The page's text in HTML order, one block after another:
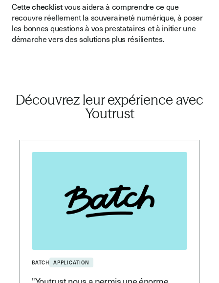
Cettechecklistvous aidera à comprendre ce que
recouvre réellement la souveraineté numérique, à poser
les bonnes questions à vos prestataires et à initier une
démarche vers des solutions plus résilientes.
Découvrez leur expérience avec
Youtrust
BATCH APPLICATION